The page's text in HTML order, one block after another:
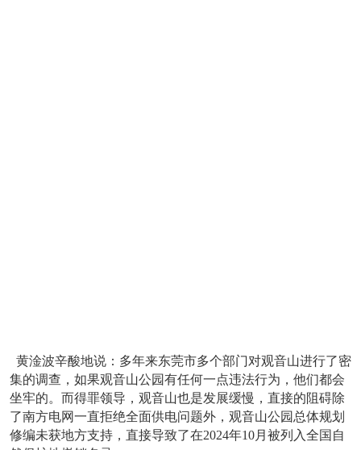
黄淦波辛酸地说：多年来东莞市多个部门对观音山进行了密
集的调查，如果观音山公园有任何一点违法行为，他们都会
坐牢的。而得罪领导，观音山也是发展缓慢，直接的阻碍除
了南方电网一直拒绝全面供电问题外，观音山公园总体规划
修编未获地方支持，直接导致了在2024年10月被列入全国自